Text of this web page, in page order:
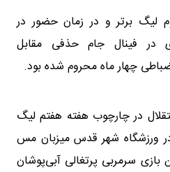
لیگ برتر و در زمان حضور در
در فینال جام حذفی مقابل
چهار ماه محروم شده بود.
در چارچوب هفته هفتم لیگ
25 مهر ماه در ورزشگاه شهر قدس میزبان مس
بازی سرمربی پرتغالی آبی‌پوشان